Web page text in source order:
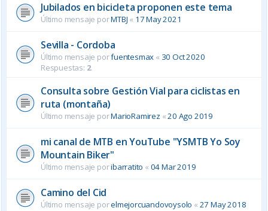
Jubilados en bicicleta proponen este tema
Último mensaje porMTBJ « 17 May 2021
Sevilla - Cordoba
Último mensaje porfuentesmax « 30 Oct 2020
Respuestas: 2
Consulta sobre Gestión Vial para ciclistas en
ruta (montaña)
Último mensaje porMarioRamirez «20 Ago 2019
mi canal de MTB en YouTube "YSMTB Yo Soy
Mountain Biker"
Último mensaje poribarratito « 04 Mar 2019
Camino del Cid
Último mensaje porelmejorcuandovoysolo « 27 May 2018